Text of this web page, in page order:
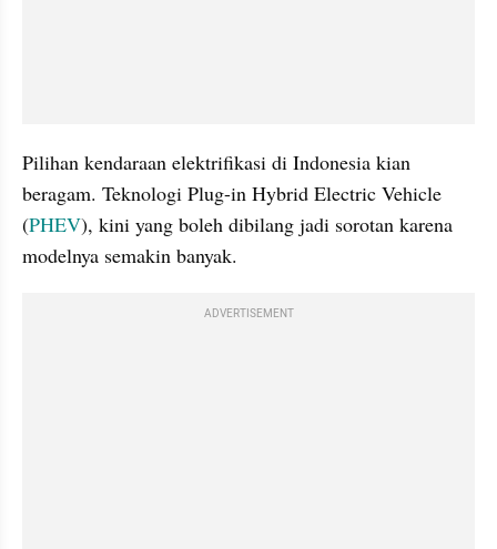
Pilihan kendaraan elektrifikasi di Indonesia kian
beragam. Teknologi Plug-in Hybrid Electric Vehicle
(PHEV), kini yang boleh dibilang jadi sorotan karena
modelnya semakin banyak.
ADVERTISEMENT